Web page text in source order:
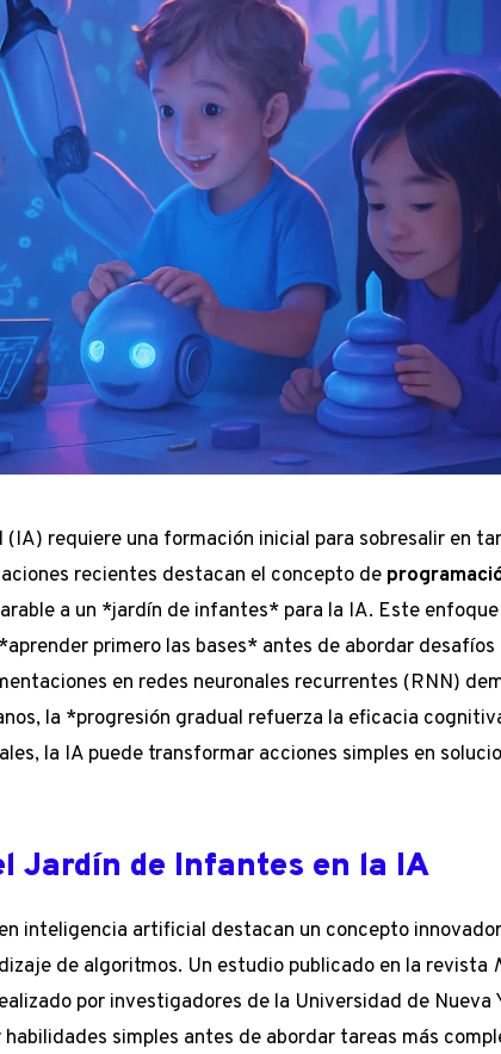
requiere una formación inicial para sobresalir en
recientes destacan el concepto de
a un *jardín de infantes* para la IA. Este
primero las bases* antes de abordar desafíos
en redes neuronales recurrentes (RNN)
la *progresión gradual refuerza la eficacia
la IA puede transformar acciones simples en
Jardín de Infantes en la IA
inteligencia artificial destacan un concepto
de algoritmos. Un estudio publicado en la revista
por investigadores de la Universidad de Nueva
simples antes de abordar tareas más